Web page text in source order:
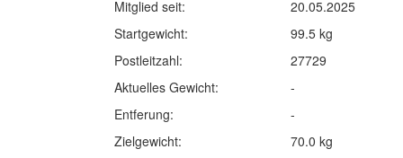
Mitglied seit:
20.05.2025
Startgewicht:
99.5 kg
Postleitzahl:
27729
Aktuelles Gewicht:
-
Entferung:
-
Zielgewicht:
70.0 kg